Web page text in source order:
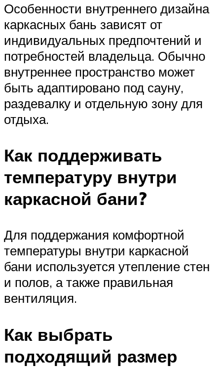
Особенности внутреннего дизайна
каркасных бань зависят от
индивидуальных предпочтений и
потребностей владельца. Обычно
внутреннее пространство может
быть адаптировано под сауну,
раздевалку и отдельную зону для
отдыха.
Как поддерживать
температуру внутри
каркасной бани?
Для поддержания комфортной
температуры внутри каркасной
бани используется утепление стен
и полов, а также правильная
вентиляция.
Как выбрать
подходящий размер